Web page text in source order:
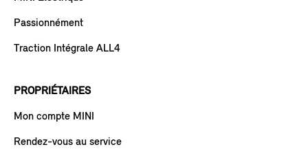
Passionnément
Traction Intégrale ALL4
PROPRIÉTAIRES
Mon compte MINI
Rendez-vous au service